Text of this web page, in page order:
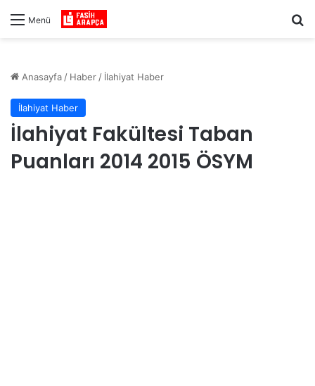
Menü
Anasayfa / Haber / İlahiyat Haber
İlahiyat Haber
İlahiyat Fakültesi Taban
Puanları 2014 2015 ÖSYM